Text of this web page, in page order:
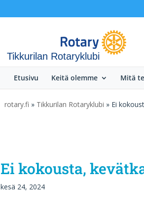
Tikkurilan Rotaryklubi
Etusivu Keitä olemme Mitä
rotary.fi » Tikkurilan Rotaryklubi » Ei
Ei kokousta,
kesä 24, 2024